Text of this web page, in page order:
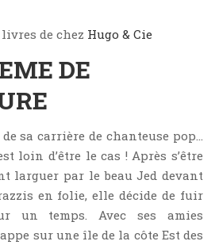
?
de chez Hugo & Cie
DE
sa carrière de chanteuse pop…
loin d’être le cas ! Après s’être
larguer par le beau Jed devant
en folie, elle décide de fuir
un temps. Avec ses amies
sur une île de la côte Est des